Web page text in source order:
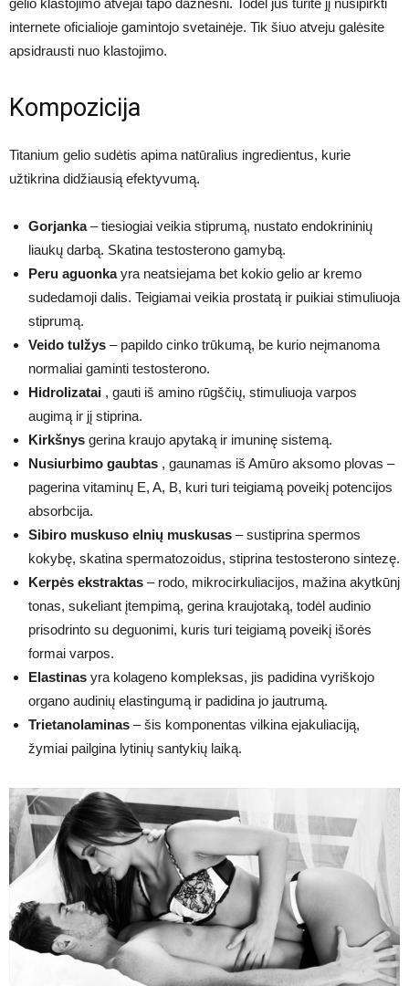
internete oficialioje gamintojo svetainėje. Tik šiuo atveju galėsite
apsidrausti nuo klastojimo.
Kompozicija
Titanium gelio sudėtis apima natūralius ingredientus, kurie
užtikrina didžiausią efektyvumą.
Gorjanka– tiesiogiai veikia stiprumą, nustato endokrininių
liaukų darbą. Skatina testosterono gamybą.
Peru aguonkayra neatsiejama bet kokio gelio ar kremo
sudedamoji dalis. Teigiamai veikia prostatą ir puikiai stimuliuoja
stiprumą.
Veido tulžys – papildo cinko trūkumą, be kurio neįmanoma
normaliai gaminti testosterono.
Hidrolizatai , gauti iš amino rūgščių, stimuliuoja varpos
augimą ir jį stiprina.
Kirkšnys gerina kraujo apytaką ir imuninę sistemą.
Nusiurbimo gaubtas , gaunamas iš Amūro aksomo plovas –
pagerina vitaminų E, A, B, kuri turi teigiamą poveikį potencijos
absorbcija.
Sibiro muskuso elnių muskusas – sustiprina spermos
kokybę, skatina spermatozoidus, stiprina testosterono sintezę.
Kerpės ekstraktas – rodo, mikrocirkuliacijos, mažina akytkūnj
tonas, sukeliant įtempimą, gerina kraujotaką, todėl audinio
prisodrinto su deguonimi, kuris turi teigiamą poveikį išorės
formai varpos.
Elastinas yra kolageno kompleksas, jis padidina vyriškojo
organo audinių elastingumą ir padidina jo jautrumą.
Trietanolaminas – šis komponentas vilkina ejakuliaciją,
žymiai pailgina lytinių santykių laiką.